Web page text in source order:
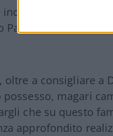
incontro alla
oltre a consigliare a
magari
che su questo
approfondito